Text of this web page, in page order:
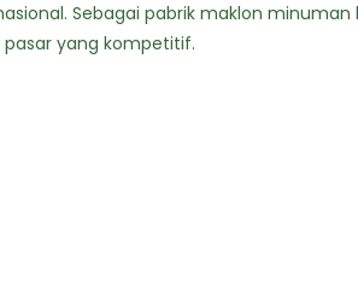
Sebagai pabrik maklon
yang kompetitif.